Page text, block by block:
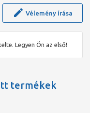
Vélemény írása
Legyen Ön az első!
termékek